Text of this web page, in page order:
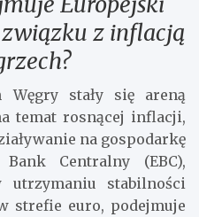
z inflacją
Węgry stały się areną
temat rosnącej inflacji,
na gospodarkę
Centralny (EBC),
stabilności
strefie euro, podejmuje